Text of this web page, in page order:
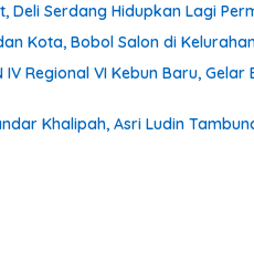
Deli Serdang Hidupkan Lagi
Kota, Bobol Salon di
IV Regional VI Kebun Baru,
Khalipah, Asri Ludin